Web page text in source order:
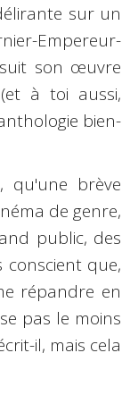
sur un
Empereur-
son œuvre
à toi aussi,
bien-
qu'une brève
de genre,
public, des
que,
répandre en
pas le moins
il, mais cela